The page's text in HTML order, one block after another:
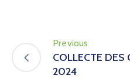
Previous
COLLECTE DES
2024